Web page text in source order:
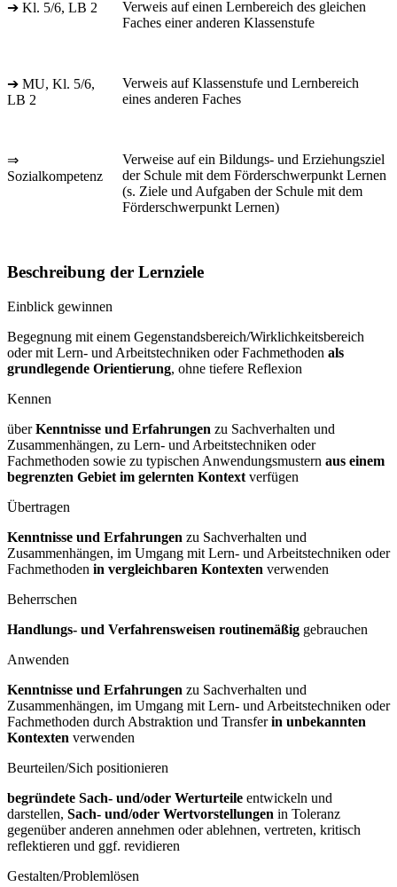
➔ Kl. 5/6, LB 2
Verweis auf einen Lernbereich des gleichen
Faches einer anderen Klassenstufe
➔ MU, Kl. 5/6,
LB 2
Verweis auf Klassenstufe und Lernbereich
eines anderen Faches
⇒
Sozialkompetenz
Verweise auf ein Bildungs- und Erziehungsziel
der Schule mit dem Förderschwerpunkt Lernen
(s. Ziele und Aufgaben der Schule mit dem
Förderschwerpunkt Lernen)
Beschreibung der Lernziele
Einblick gewinnen
Begegnung mit einem Gegenstandsbereich/Wirklichkeitsbereich
oder mit Lern- und Arbeitstechniken oder Fachmethoden als
grundlegende Orientierung, ohne tiefere Reflexion
Kennen
überKenntnisse und Erfahrungen zu Sachverhalten und
Zusammenhängen, zu Lern- und Arbeitstechniken oder
Fachmethoden sowie zu typischen Anwendungsmustern aus einem
begrenzten Gebiet im gelernten Kontext verfügen
Übertragen
Kenntnisse und Erfahrungen zu Sachverhalten und
Zusammenhängen, im Umgang mit Lern- und Arbeitstechniken oder
Fachmethoden in vergleichbaren Kontexten verwenden
Beherrschen
Handlungs- und Verfahrensweisen routinemäßig gebrauchen
Anwenden
Kenntnisse und Erfahrungen zu Sachverhalten und
Zusammenhängen, im Umgang mit Lern- und Arbeitstechniken oder
Fachmethoden durch Abstraktion und Transferin unbekannten
Kontexten verwenden
Beurteilen/Sich positionieren
begründete Sach- und/oder Werturteile entwickeln und
darstellen, Sach- und/oder Wertvorstellungen in Toleranz
gegenüber anderen annehmen oder ablehnen, vertreten, kritisch
reflektieren und ggf. revidieren
Gestalten/Problemlösen